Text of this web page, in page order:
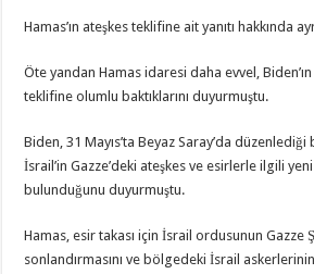
Hamas’ın ateşkes teklifine ait yanıtı hakkında
Öte yandan Hamas idaresi daha evvel, Biden’ın
teklifine olumlu baktıklarını duyurmuştu.
Biden, 31 Mayıs’ta Beyaz Saray’da düzenlediği
İsrail’in Gazze’deki ateşkes ve esirlerle ilgili
bulunduğunu duyurmuştu.
Hamas, esir takası için İsrail ordusunun Gazze
sonlandırmasını ve bölgedeki İsrail askerlerinin